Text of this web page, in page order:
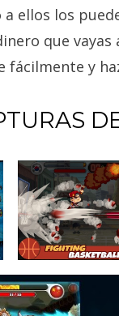
ellos los
que
y